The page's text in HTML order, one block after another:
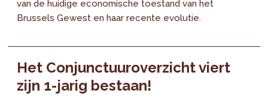
van de huidige economische toestand van het
Brussels Gewest en haar recente evolutie.
Het Conjunctuuroverzicht viert
zijn 1-jarig bestaan!